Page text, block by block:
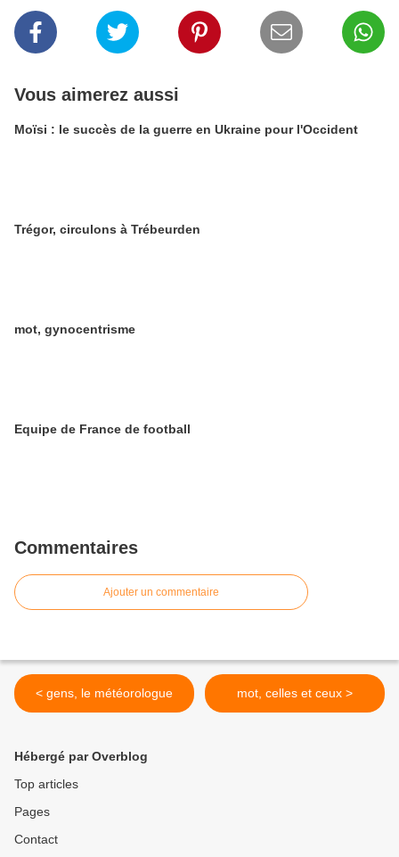
Vous aimerez aussi
Moïsi : le succès de la guerre en Ukraine pour l'Occident
Trégor, circulons à Trébeurden
mot, gynocentrisme
Equipe de France de football
Commentaires
Ajouter un commentaire
< gens, le météorologue mot, celles et ceux >
Hébergé par Overblog
Top articles
Pages
Contact